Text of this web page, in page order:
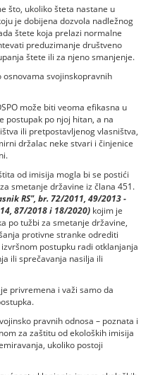
što, ukoliko šteta nastane u
je dobijena dozvola nadležnog
štete koja prelazi normalne
preduzimanje društveno
štete ili za njeno smanjenje.
svojinskopravnih
može biti veoma efikasna u
postupak po njoj hitan, a na
ili pretpostavljenog vlasništva,
držalac neke stvari i činjenice
od imisija mogla bi se postići
smetanje državine iz člana 451.
RS", br. 72/2011, 49/2013 -
87/2018 i 18/2020) kojim je
po tužbi za smetanje državine,
protivne stranke odrediti
postupku radi otklanjanja
ili sprečavanja nasilja ili
privremena i važi samo da
pravnih odnosa – poznata i
za zaštitu od ekoloških imisija
ukoliko postoji